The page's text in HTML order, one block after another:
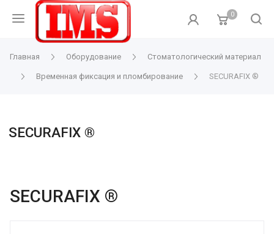
0
Главная Оборудование Стоматологический материал
Временная фиксация и пломбирование SECURAFIX ®
SECURAFIX ®
SECURAFIX ®